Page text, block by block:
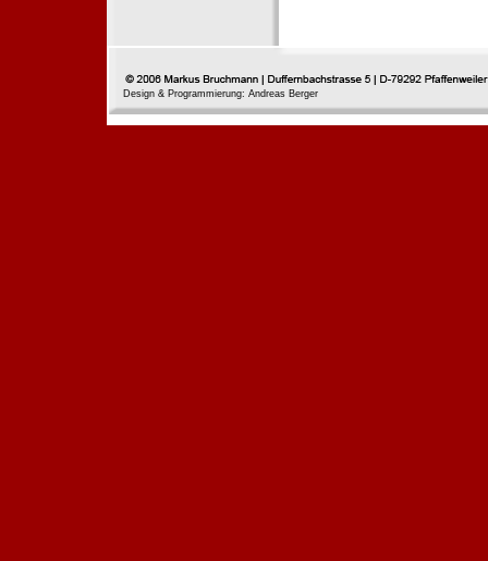
Design & Programmierung: Andreas Berger